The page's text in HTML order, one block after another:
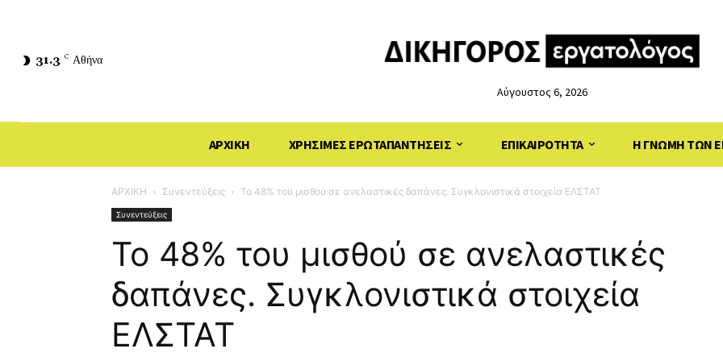
31.3 C Αθήνα
Αύγουστος 6, 2026
ΑΡΧΙΚΗ ΧΡΗΣΙΜΕΣ ΕΡΩΤΑΠΑΝΤΗΣΕΙΣ ΕΠΙΚΑΙΡΟΤΗΤΑ Η ΓΝΩΜΗ ΤΩΝ
ΑΡΧΙΚΗ Συνεντεύξεις Το 48% του μισθού σε ανελαστικές δαπάνες. Συγκλονιστικά στοιχεία ΕΛΣΤΑΤ
Συνεντεύξεις
Το 48% του μισθού σε ανελαστικές
δαπάνες. Συγκλονιστικά στοιχεία
ΕΛΣΤΑΤ